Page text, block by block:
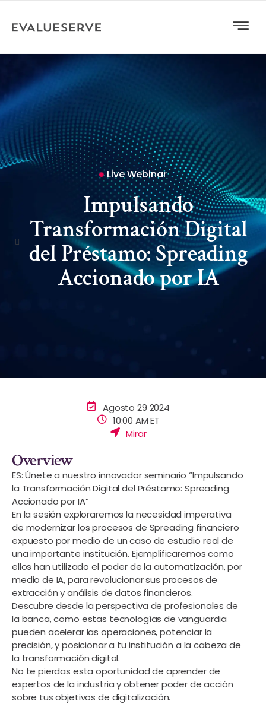
Live Webinar
Impulsando
Transformación Digital
del Préstamo: Spreading
Accionado por IA
Agosto 29 2024
10:00 AM ET
Mirar
Overview
ES: Únete a nuestro innovador seminario “Impulsando
la Transformación Digital del Préstamo: Spreading
Accionado por IA”
En la sesión exploraremos la necesidad imperativa
de modernizar los procesos de Spreading financiero
expuesto por medio de un caso de estudio real de
una importante institución. Ejemplificaremos como
ellos han utilizado el poder de la automatización, por
medio de IA, para revolucionar sus procesos de
extracción y análisis de datos financieros.
Descubre desde la perspectiva de profesionales de
la banca, como estas tecnologías de vanguardia
pueden acelerar las operaciones, potenciar la
precisión, y posicionar a tu institución a la cabeza de
la transformación digital.
No te pierdas esta oportunidad de aprender de
expertos de la industria y obtener poder de acción
sobre tus objetivos de digitalización.